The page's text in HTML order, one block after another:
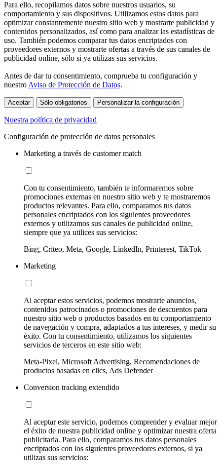
Para ello, recopilamos datos sobre nuestros usuarios, su
comportamiento y sus dispositivos. Utilizamos estos datos para
optimizar constantemente nuestro sitio web y mostrarte publicidad y
contenidos personalizados, así como para analizar las estadísticas de
uso. También podemos comparar tus datos encriptados con
proveedores externos y mostrarte ofertas a través de sus canales de
publicidad online, sólo si ya utilizas sus servicios.
Antes de dar tu consentimiento, comprueba tu configuración y
nuestro Aviso de Protección de Datos.
Aceptar Sólo obligatorios Personalizar la configuración
Nuestra política de privacidad
Configuración de protección de datos personales
Marketing a través de customer match
Con tu consentimiento, también te informaremos sobre
promociones externas en nuestro sitio web y te mostraremos
productos relevantes. Para ello, comparamos tus datos
personales encriptados con los siguientes proveedores
externos y utilizamos sus canales de publicidad online,
siempre que ya utilices sus servicios:
Bing, Criteo, Meta, Google, LinkedIn, Printerest, TikTok
Marketing
Al aceptar estos servicios, podemos mostrarte anuncios,
contenidos patrocinados o promociones de descuentos para
nuestro sitio web o productos basados en tu comportamiento
de navegación y compra, adaptados a tus intereses, y medir su
éxito. Con tu consentimiento, utilizamos los siguientes
servicios de terceros en este sitio web:
Meta-Pixel, Microsoft Advertising, Recomendaciones de
productos basadas en clics, Ads Defender
Conversion tracking extendido
Al aceptar este servicio, podemos comprender y evaluar mejor
el éxito de nuestra publicidad online y optimizar nuestra oferta
publicitaria. Para ello, comparamos tus datos personales
encriptados con los siguientes proveedores externos, si ya
utilizas sus servicios: